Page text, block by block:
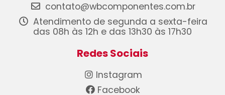
contato@wbcomponentes.com.br
Atendimento de segunda a sexta-feira
das 08h às 12h e das 13h30 às 17h30
Redes Sociais
Instagram
Facebook